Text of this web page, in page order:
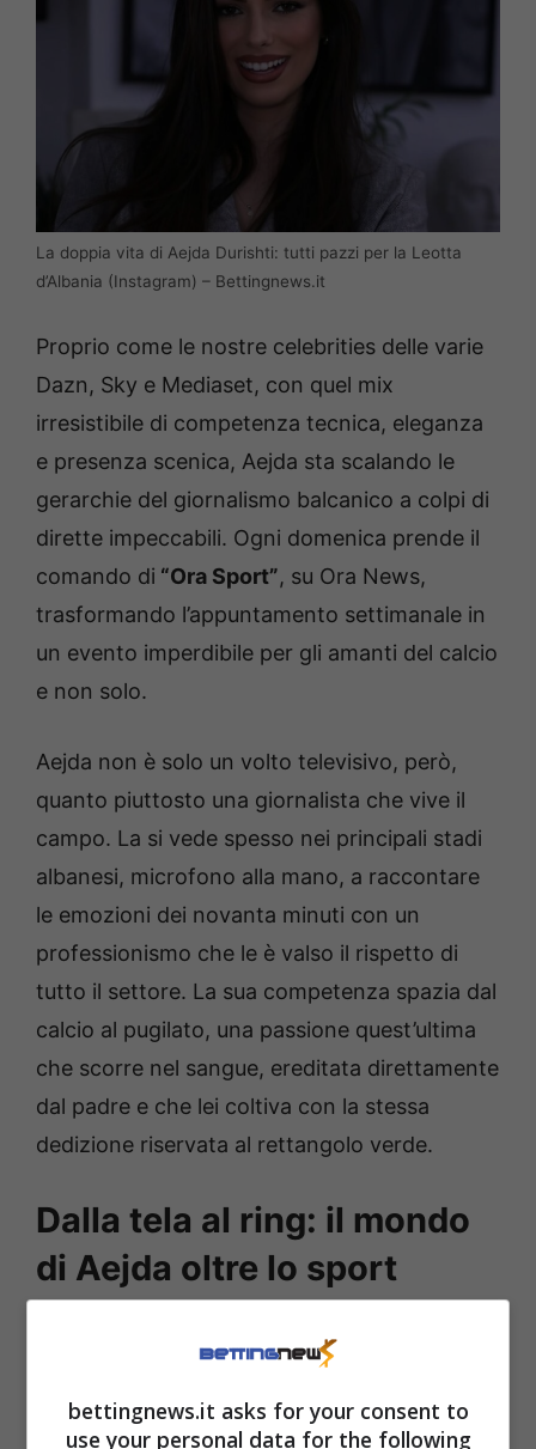
La doppia vita di Aejda Durishti: tutti pazzi per la Leotta
d’Albania (Instagram) – Bettingnews.it
Proprio come le nostre celebrities delle varie
Dazn, Sky e Mediaset, con quel mix
irresistibile di competenza tecnica, eleganza
e presenza scenica, Aejda sta scalando le
gerarchie del giornalismo balcanico a colpi di
dirette impeccabili. Ogni domenica prende il
comando di “Ora Sport”, su Ora News,
trasformando l’appuntamento settimanale in
un evento imperdibile per gli amanti del calcio
e non solo.
Aejda non è solo un volto televisivo, però,
quanto piuttosto una giornalista che vive il
campo. La si vede spesso nei principali stadi
albanesi, microfono alla mano, a raccontare
le emozioni dei novanta minuti con un
professionismo che le è valso il rispetto di
tutto il settore. La sua competenza spazia dal
calcio al pugilato, una passione quest’ultima
che scorre nel sangue, ereditata direttamente
dal padre e che lei coltiva con la stessa
dedizione riservata al rettangolo verde.
Dalla tela al ring: il mondo
di Aejda oltre lo sport
Parlare della Durishti come di una semplice
giornalista sportiva, tuttavia, sarebbe un
errore imperdonabile. La sua anima è
bettingnews.it asks for your consent to
use your personal data for the following